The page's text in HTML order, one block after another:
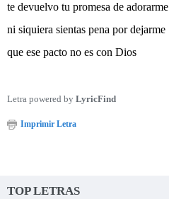
te devuelvo tu promesa de adorarme
ni siquiera sientas pena por dejarme
que ese pacto no es con Dios
Letra powered by LyricFind
Imprimir Letra
TOP LETRAS